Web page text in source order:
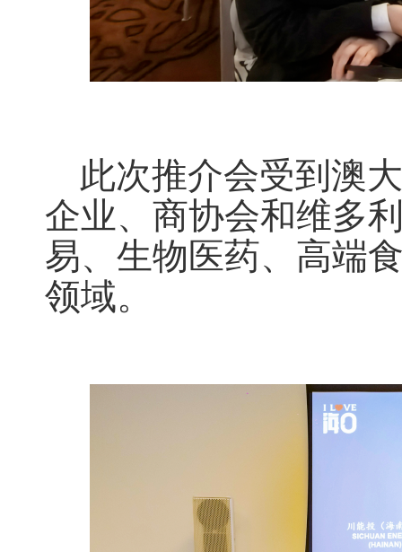
此次推介会受到澳
企业、商协会和维多
易、生物医药、高端
领域。